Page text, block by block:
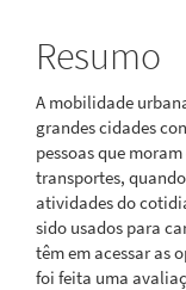
Resumo
A mobilidade
grandes cidades
pessoas que
transportes,
atividades do
sido usados para
têm em acessar as
foi feita uma